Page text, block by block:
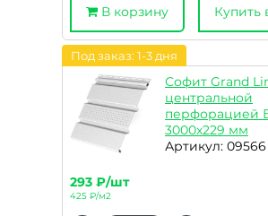
В корзину Купить
Под заказ: 1-3 дня
Софит Grand
центральной
перфорацией
3000х229 мм
Артикул: 09566
293 ₽/шт
425 ₽/м2